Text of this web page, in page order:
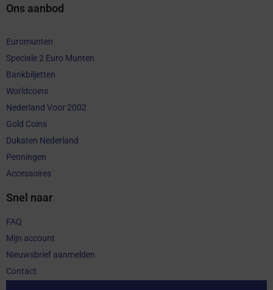
Ons aanbod
Euromunten
Speciale 2 Euro Munten
Bankbiljetten
Worldcoins
Nederland Voor 2002
Gold Coins
Dukaten Nederland
Penningen
Accessoires
Snel naar
FAQ
Mijn account
Nieuwsbrief aanmelden
Contact